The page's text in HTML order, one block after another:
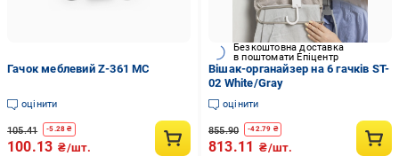
Гачок меблевий Z-361 MC
оцінити
105.41 -5.28 ₴
100.13 ₴/шт.
Безкоштовна доставка
в поштомати Епіцентр
Вішак-органайзер на 6 гачків ST-
02 White/Gray
оцінити
855.90 -42.79 ₴
813.11 ₴/шт.